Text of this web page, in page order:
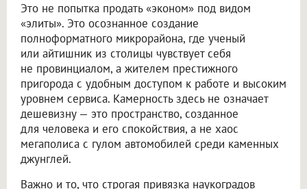
Это не попытка продать «эконом» под видом
«элиты». Это осознанное создание
полноформатного микрорайона, где ученый
или айтишник из столицы чувствует себя
не провинциалом, а жителем престижного
пригорода с удобным доступом к работе и высоким
уровнем сервиса. Камерность здесь не означает
дешевизну — это пространство, созданное
для человека и его спокойствия, а не хаос
мегаполиса с гулом автомобилей среди каменных
джунглей.
Важно и то, что строгая привязка наукоградов